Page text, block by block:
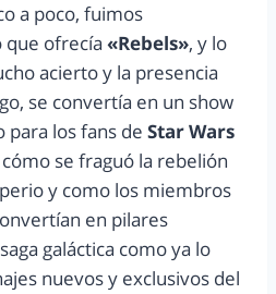
a poco, fuimos
que ofrecía «Rebels», y lo
acierto y la presencia
se convertía en un show
para los fans de Star Wars
se fraguó la rebelión
y como los miembros
en pilares
galáctica como ya lo
nuevos y exclusivos del